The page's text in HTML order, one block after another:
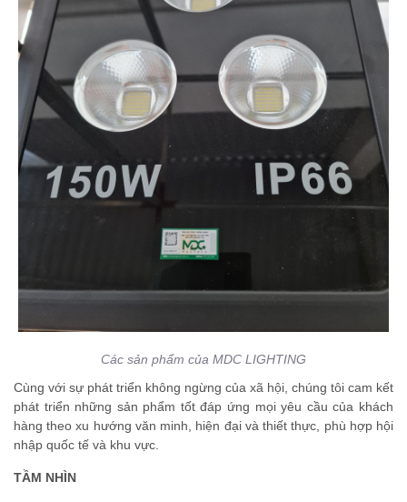
Các sản phẩm của MDC LIGHTING
Cùng với sự phát triển không ngừng của xã hội, chúng tôi cam kết
phát triển những sản phẩm tốt đáp ứng mọi yêu cầu của khách
hàng theo xu hướng văn minh, hiện đại và thiết thực, phù hợp hội
nhập quốc tế và khu vực.
TẦM NHÌN